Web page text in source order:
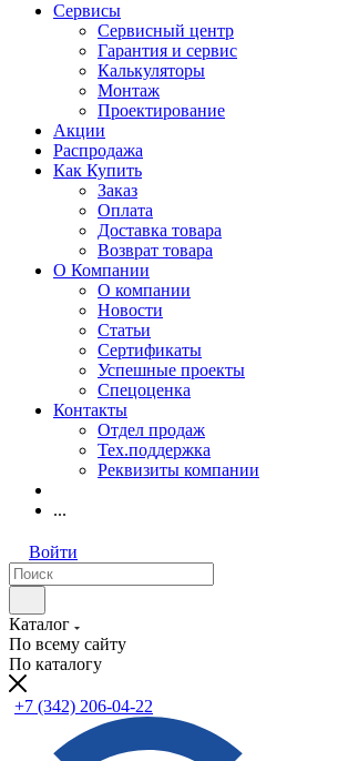
Сервисы
Сервисный центр
Гарантия и сервис
Калькуляторы
Монтаж
Проектирование
Акции
Распродажа
Как Купить
Заказ
Оплата
Доставка товара
Возврат товара
О Компании
О компании
Новости
Статьи
Сертификаты
Успешные проекты
Спецоценка
Контакты
Отдел продаж
Тех.поддержка
Реквизиты компании
...
Войти
Каталог
По всему сайту
По каталогу
+7 (342) 206-04-22